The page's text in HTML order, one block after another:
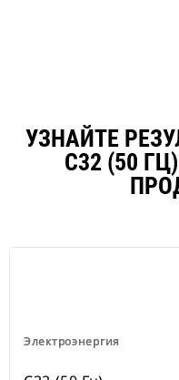
УЗНАЙТЕ
C32 (50
Электроэнергия